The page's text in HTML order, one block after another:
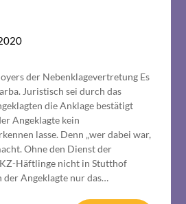
der Nebenklagevertretung Es
Juristisch sei durch das
die Anklage bestätigt
Angeklagte kein
lasse. Denn „wer dabei war,
Ohne den Dienst der
Häftlinge nicht in Stutthof
der Angeklagte nur das…